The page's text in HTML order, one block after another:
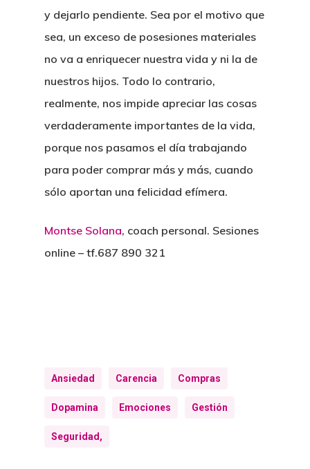
y dejarlo pendiente. Sea por el motivo que
sea, un exceso de posesiones materiales
no va a enriquecer nuestra vida y ni la de
nuestros hijos. Todo lo contrario,
realmente, nos impide apreciar las cosas
verdaderamente importantes de la vida,
porque nos pasamos el día trabajando
para poder comprar más y más, cuando
sólo aportan una felicidad efímera.
Montse Solana, coach personal. Sesiones
online – tf.687 890 321
Ansiedad Carencia Compras
Dopamina Emociones Gestión
Seguridad,